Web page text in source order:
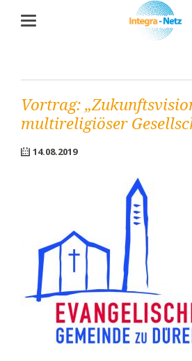
Vortrag:
multireligiöser
14.08.2019